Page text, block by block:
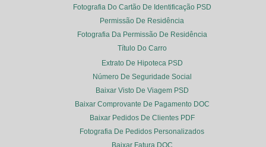
Fotografia Do Cartão De Identificação PSD
Permissão De Residência
Fotografia Da Permissão De Residência
Título Do Carro
Extrato De Hipoteca PSD
Número De Seguridade Social
Baixar Visto De Viagem PSD
Baixar Comprovante De Pagamento DOC
Baixar Pedidos De Clientes PDF
Fotografia De Pedidos Personalizados